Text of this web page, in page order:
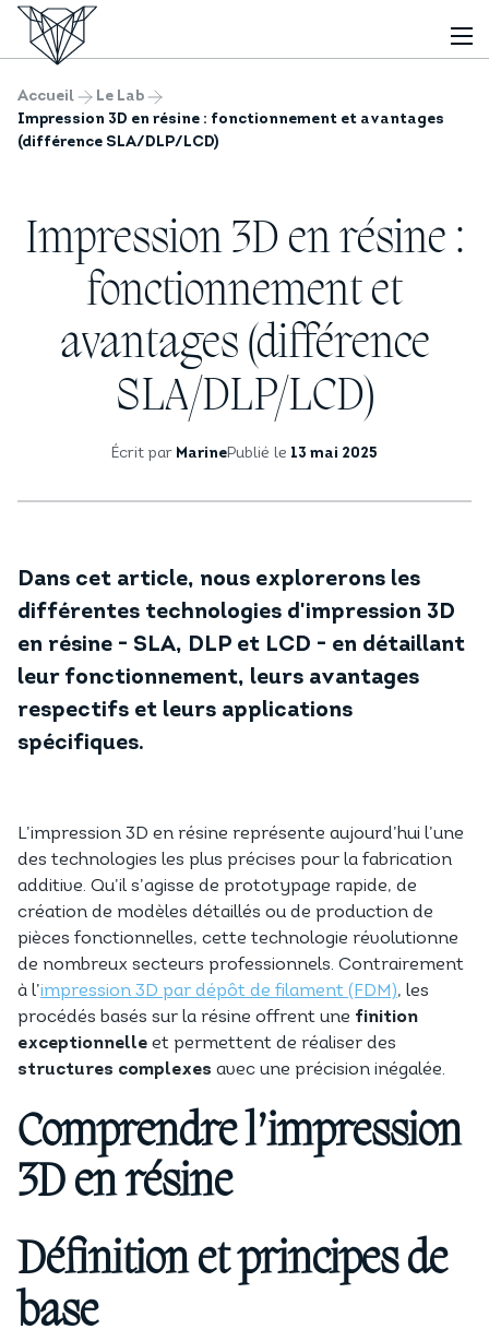
Accueil
Le Lab
Impression 3D en résine : fonctionnement et avantages
(différence SLA/DLP/LCD)
Impression 3D en résine :
fonctionnement et
avantages (différence
SLA/DLP/LCD)
Écrit par MarinePublié le 13 mai 2025
Dans cet article, nous explorerons les
différentes technologies d'impression 3D
en résine - SLA, DLP et LCD - en détaillant
leur fonctionnement, leurs avantages
respectifs et leurs applications
spécifiques.
L’impression 3D en résine représente aujourd’hui l’une
des technologies les plus précises pour la fabrication
additive. Qu’il s’agisse de prototypage rapide, de
création de modèles détaillés ou de production de
pièces fonctionnelles, cette technologie révolutionne
de nombreux secteurs professionnels. Contrairement
à l’impression 3D par dépôt de filament (FDM), les
procédés basés sur la résine offrent une finition
exceptionnelle et permettent de réaliser des
structures complexes avec une précision inégalée.
Comprendre l’impression
3D en résine
Définition et principes de
base